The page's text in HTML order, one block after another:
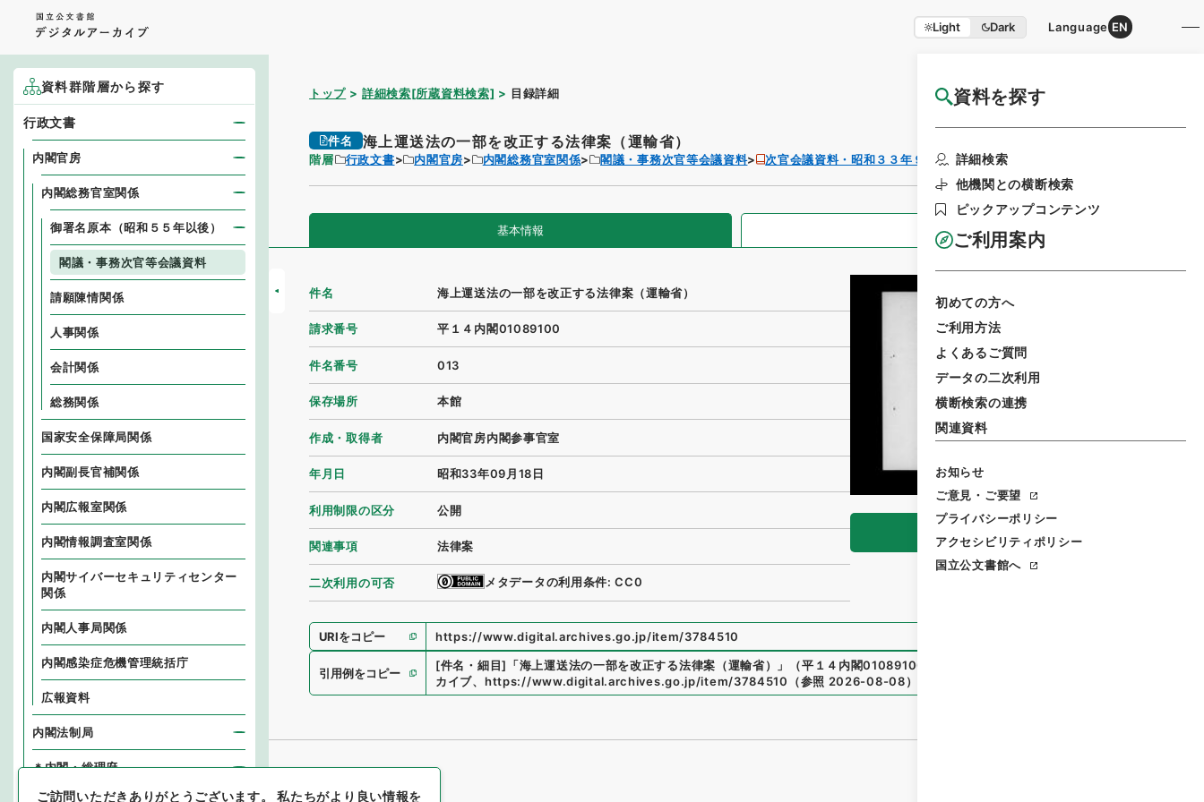
Light Dark Language EN
資料を探す
詳細検索
他機関との横断検索
ピックアップコンテンツ
ご利用案内
初めての方へ
ご利用方法
よくあるご質問
データの二次利用
横断検索の連携
関連資料
お知らせ
ご意見・ご要望
プライバシーポリシー
アクセシビリティポリシー
国立公文書館へ
トップ 詳細検索[所蔵資料検索] 目録詳細 国立公文書館HP利用案内
件名 海上運送法の一部を改正する法律案（運輸省）
階層 行政文書 内閣官房 内閣総務官室関係 閣議・事務次官等会議資料 次官会議資料・昭和３３年９月１８日
基本情報 全ての情報
件名 海上運送法の一部を改正する法律案（運輸省）
請求番号 平１４内閣01089100
件名番号 013
保存場所 本館
作成・取得者 内閣官房内閣参事官室
年月日 昭和33年09月18日
利用制限の区分 公開
関連事項 法律案
二次利用の可否 メタデータの利用条件: CC0
URIをコピー https://www.digital.archives.go.jp/item/3784510
引用例をコピー
[件名・細目] 「海上運送法の一部を改正する法律案（運輸省） 」 （平１４内閣01089100-01300
カイブ、 https://www.digital.archives.go.jp/item/3784510 （参照 2026-08-08）
資料群階層から探す
行政文書
内閣官房
内閣総務官室関係
御署名原本（昭和５５年以後）
閣議・事務次官等会議資料
請願陳情関係
人事関係
会計関係
総務関係
国家安全保障局関係
内閣副長官補関係
内閣広報室関係
内閣情報調査室関係
内閣サイバーセキュリティセンター
関係
内閣人事局関係
内閣感染症危機管理統括庁
広報資料
内閣法制局
＊内閣・総理府
ご訪問いただきありがとうございます。私たちがより良い情報を